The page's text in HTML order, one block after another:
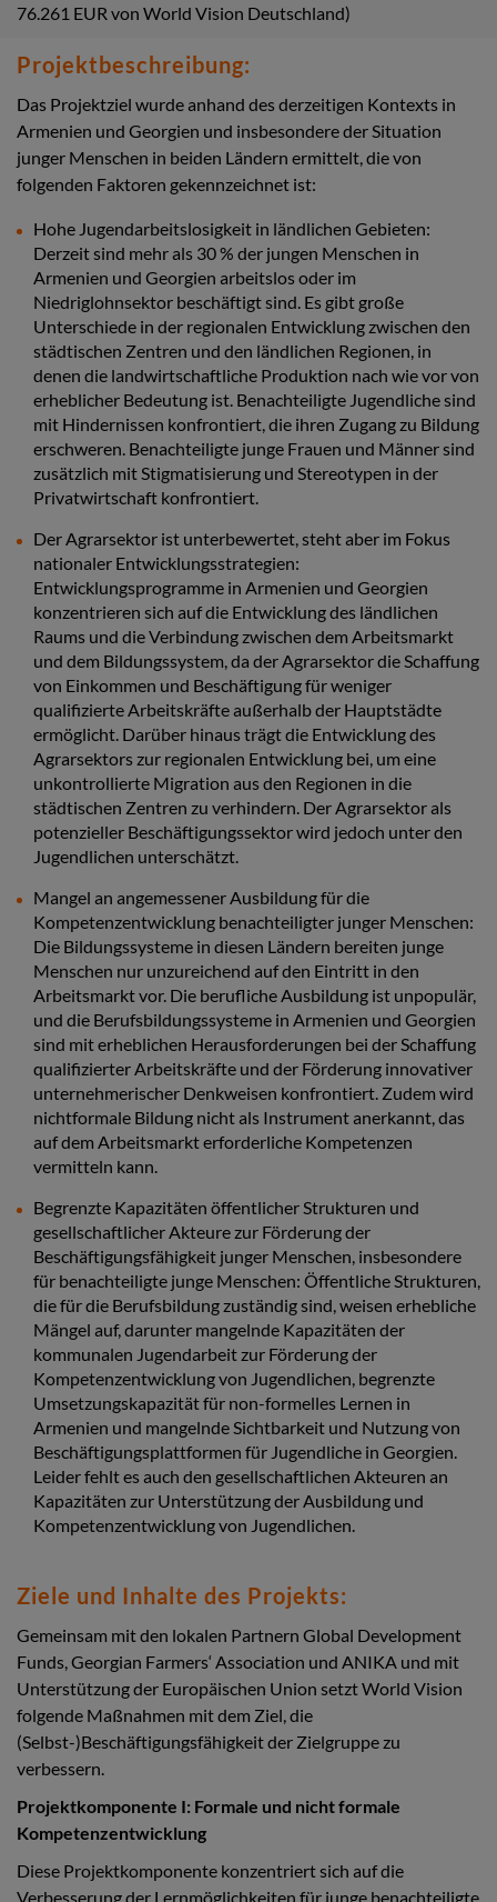
76.261 EUR von World Vision Deutschland)
Projektbeschreibung:
Das Projektziel wurde anhand des derzeitigen Kontexts in
Armenien und Georgien und insbesondere der Situation
junger Menschen in beiden Ländern ermittelt, die von
folgenden Faktoren gekennzeichnet ist:
Hohe Jugendarbeitslosigkeit in ländlichen Gebieten:
Derzeit sind mehr als 30 % der jungen Menschen in
Armenien und Georgien arbeitslos oder im
Niedriglohnsektor beschäftigt sind. Es gibt große
Unterschiede in der regionalen Entwicklung zwischen den
städtischen Zentren und den ländlichen Regionen, in
denen die landwirtschaftliche Produktion nach wie vor von
erheblicher Bedeutung ist. Benachteiligte Jugendliche sind
mit Hindernissen konfrontiert, die ihren Zugang zu Bildung
erschweren. Benachteiligte junge Frauen und Männer sind
zusätzlich mit Stigmatisierung und Stereotypen in der
Privatwirtschaft konfrontiert.
Der Agrarsektor ist unterbewertet, steht aber im Fokus
nationaler Entwicklungsstrategien:
Entwicklungsprogramme in Armenien und Georgien
konzentrieren sich auf die Entwicklung des ländlichen
Raums und die Verbindung zwischen dem Arbeitsmarkt
und dem Bildungssystem, da der Agrarsektor die Schaffung
von Einkommen und Beschäftigung für weniger
qualifizierte Arbeitskräfte außerhalb der Hauptstädte
ermöglicht. Darüber hinaus trägt die Entwicklung des
Agrarsektors zur regionalen Entwicklung bei, um eine
unkontrollierte Migration aus den Regionen in die
städtischen Zentren zu verhindern. Der Agrarsektor als
potenzieller Beschäftigungssektor wird jedoch unter den
Jugendlichen unterschätzt.
Mangel an angemessener Ausbildung für die
Kompetenzentwicklung benachteiligter junger Menschen:
Die Bildungssysteme in diesen Ländern bereiten junge
Menschen nur unzureichend auf den Eintritt in den
Arbeitsmarkt vor. Die berufliche Ausbildung ist unpopulär,
und die Berufsbildungssysteme in Armenien und Georgien
sind mit erheblichen Herausforderungen bei der Schaffung
qualifizierter Arbeitskräfte und der Förderung innovativer
unternehmerischer Denkweisen konfrontiert. Zudem wird
nichtformale Bildung nicht als Instrument anerkannt, das
auf dem Arbeitsmarkt erforderliche Kompetenzen
vermitteln kann.
Begrenzte Kapazitäten öffentlicher Strukturen und
gesellschaftlicher Akteure zur Förderung der
Beschäftigungsfähigkeit junger Menschen, insbesondere
für benachteiligte junge Menschen: Öffentliche Strukturen,
die für die Berufsbildung zuständig sind, weisen erhebliche
Mängel auf, darunter mangelnde Kapazitäten der
kommunalen Jugendarbeit zur Förderung der
Kompetenzentwicklung von Jugendlichen, begrenzte
Umsetzungskapazität für non-formelles Lernen in
Armenien und mangelnde Sichtbarkeit und Nutzung von
Beschäftigungsplattformen für Jugendliche in Georgien.
Leider fehlt es auch den gesellschaftlichen Akteuren an
Kapazitäten zur Unterstützung der Ausbildung und
Kompetenzentwicklung von Jugendlichen.
Ziele und Inhalte des Projekts:
Gemeinsam mit den lokalen Partnern Global Development
Funds, Georgian Farmers‘ Association und ANIKA und mit
Unterstützung der Europäischen Union setzt World Vision
folgende Maßnahmen mit dem Ziel, die
(Selbst-)Beschäftigungsfähigkeit der Zielgruppe zu
verbessern.
Projektkomponente I: Formale und nicht formale
Kompetenzentwicklung
Diese Projektkomponente konzentriert sich auf die
Verbesserung der Lernmöglichkeiten für junge benachteiligte